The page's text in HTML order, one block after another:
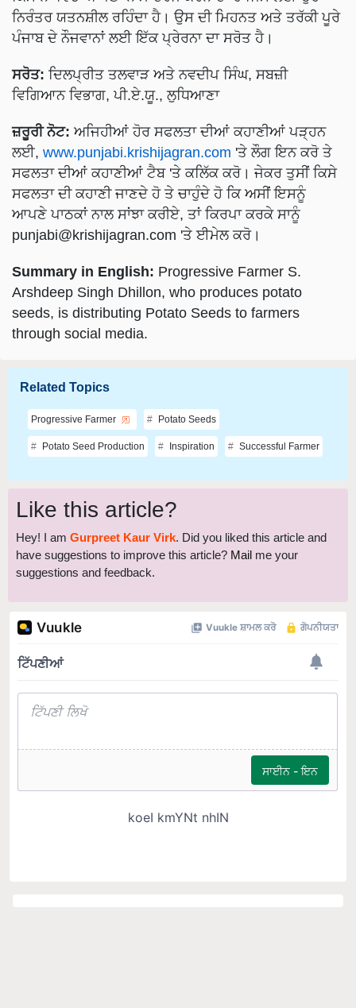
ਨਿਰੰਤਰ ਯਤਨਸ਼ੀਲ ਰਹਿੰਦਾ ਹੈ। ਉਸ ਦੀ ਮਿਹਨਤ ਅਤੇ ਤਰੱਕੀ ਪੂਰੇ
ਪੰਜਾਬ ਦੇ ਨੌਜਵਾਨਾਂ ਲਈ ਇੱਕ ਪ੍ਰੇਰਨਾ ਦਾ ਸਰੋਤ ਹੈ।
ਸਰੋਤ: ਦਿਲਪ੍ਰੀਤ ਤਲਵਾੜ ਅਤੇ ਨਵਦੀਪ ਸਿੰਘ, ਸਬਜ਼ੀ
ਵਿਗਿਆਨ ਵਿਭਾਗ, ਪੀ.ਏ.ਯੂ., ਲੁਧਿਆਣਾ
ਜ਼ਰੂਰੀ ਨੋਟ: ਅਜਿਹੀਆਂ ਹੋਰ ਸਫਲਤਾ ਦੀਆਂ ਕਹਾਣੀਆਂ ਪੜ੍ਹਨ
ਲਈ, www.punjabi.krishijagran.com 'ਤੇ ਲੌਗ ਇਨ ਕਰੋ ਤੇ
ਸਫਲਤਾ ਦੀਆਂ ਕਹਾਣੀਆਂ ਟੈਬ 'ਤੇ ਕਲਿੱਕ ਕਰੋ। ਜੇਕਰ ਤੁਸੀਂ ਕਿਸੇ
ਸਫਲਤਾ ਦੀ ਕਹਾਣੀ ਜਾਣਦੇ ਹੋ ਤੇ ਚਾਹੁੰਦੇ ਹੋ ਕਿ ਅਸੀਂ ਇਸਨੂੰ
ਆਪਣੇ ਪਾਠਕਾਂ ਨਾਲ ਸਾਂਝਾ ਕਰੀਏ, ਤਾਂ ਕਿਰਪਾ ਕਰਕੇ ਸਾਨੂੰ
punjabi@krishijagran.com 'ਤੇ ਈਮੇਲ ਕਰੋ।
Summary in English: Progressive Farmer S.
Arshdeep Singh Dhillon, who produces potato
seeds, is distributing Potato Seeds to farmers
through social media.
Related Topics
Progressive Farmer Potato Seeds
Potato Seed Production Inspiration Successful Farmer
Like this article?
Hey! I am Gurpreet Kaur Virk. Did you liked this article and
have suggestions to improve this article? Mail me your
suggestions and feedback.